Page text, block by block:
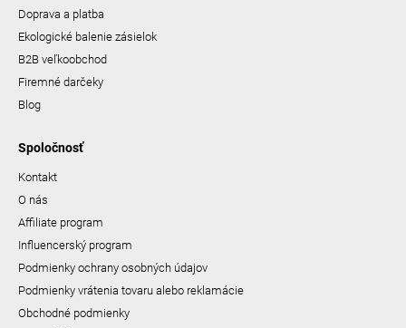
Doprava a platba
Ekologické balenie zásielok
B2B veľkoobchod
Firemné darčeky
Blog
Spoločnosť
Kontakt
O nás
Affiliate program
Influencerský program
Podmienky ochrany osobných údajov
Podmienky vrátenia tovaru alebo reklamácie
Obchodné podmienky